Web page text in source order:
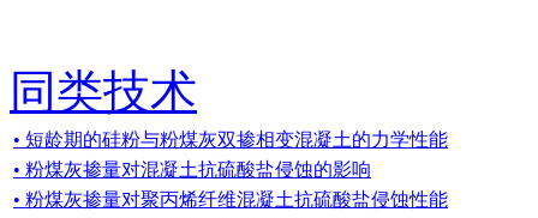
同类技术
• 短龄期的硅粉与粉煤灰双掺相变混凝土的力学性能
• 粉煤灰掺量对混凝土抗硫酸盐侵蚀的影响
• 粉煤灰掺量对聚丙烯纤维混凝土抗硫酸盐侵蚀性能